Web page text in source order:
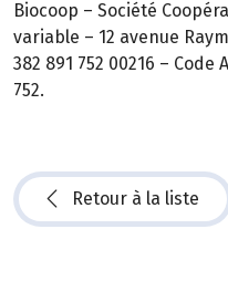
Biocoop – Société
variable – 12 avenue
382 891 752 00216 – Code
752.
Retour à la liste